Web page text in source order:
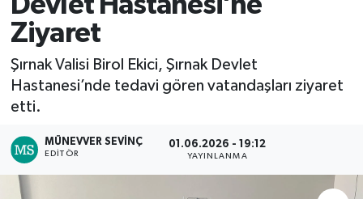
Ziyaret
Şırnak Valisi Birol Ekici, Şırnak Devlet
Hastanesi’nde tedavi gören vatandaşları ziyaret
etti.
MÜNEVVER SEVINÇ
EDITÖR
01.06.2026 - 19:12
YAYINLANMA
Şırnak
Yaşam
Sağlık
Şırnak Trafik Yoğunluk Haritası
Süper Lig Puan Durumu ve Fikstür
Tüm Manşetler